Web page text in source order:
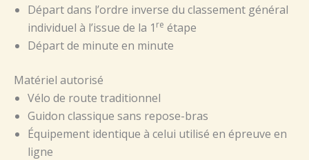
Départ dans l’ordre inverse du classement général
individuel à l’issue de la 1 re étape
Départ de minute en minute
Matériel autorisé
Vélo de route traditionnel
Guidon classique sans repose-bras
Équipement identique à celui utilisé en épreuve en
ligne